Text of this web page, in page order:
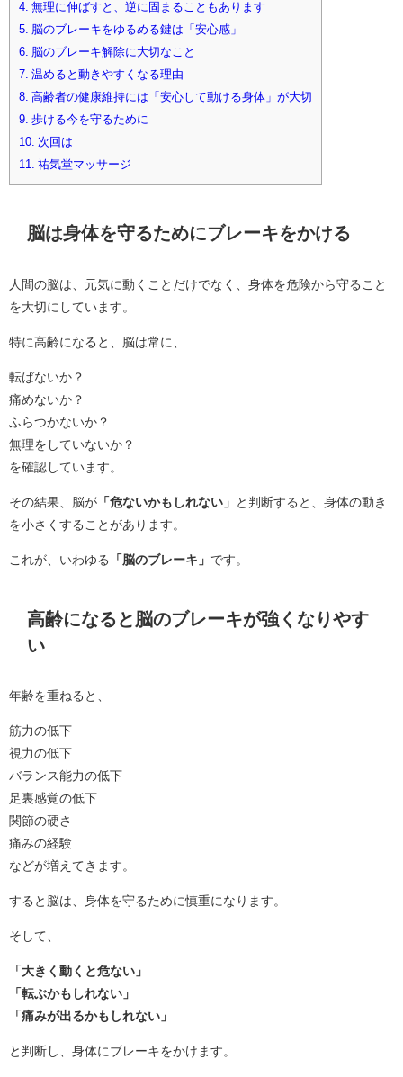
4. 無理に伸ばすと、逆に固まることもあります
5.
脳のブレーキをゆるめる鍵は「安心感」
6.
脳のブレーキ解除に大切なこと
7. 温めると動きやすくなる理由
8.
高齢者の健康維持には「安心して動ける身体」が大切
9. 歩ける今を守るために
10. 次回は
11.
祐気堂マッサージ
脳は身体を守るためにブレーキをかける
人間の脳は、元気に動くことだけでなく、身体を危険から守ること
を大切にしています。
特に高齢になると、脳は常に、
転ばないか？
痛めないか？
ふらつかないか？
無理をしていないか？
を確認しています。
その結果、脳が 「危ないかもしれない」
と判断すると、身体の動き
を小さくすることがあります。
これが、いわゆる 「脳のブレーキ」 です。
高齢になると脳のブレーキが強くなりやす
い
年齢を重ねると、
筋力の低下
視力の低下
バランス能力の低下
足裏感覚の低下
関節の硬さ
痛みの経験
などが増えてきます。
すると脳は、身体を守るために慎重になります。
そして、
「大きく動くと危ない」
「転ぶかもしれない」
「痛みが出るかもしれない」
と判断し、身体にブレーキをかけます。